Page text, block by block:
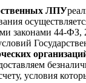
ЛПУ
законами 44-ФЗ,
условия